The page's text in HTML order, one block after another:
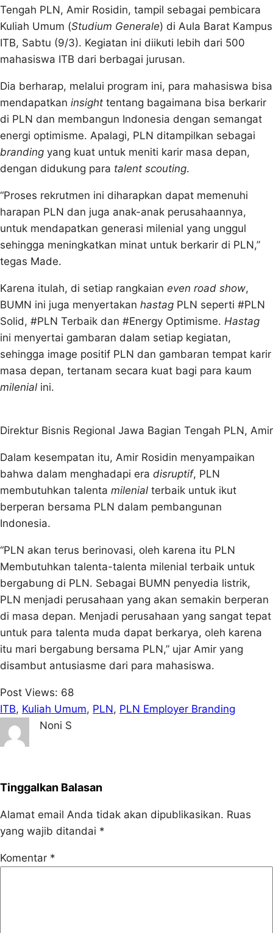
Tengah PLN, Amir Rosidin, tampil sebagai pembicara
Kuliah Umum (Studium Generale) di Aula Barat Kampus
ITB, Sabtu (9/3). Kegiatan ini diikuti lebih dari 500
mahasiswa ITB dari berbagai jurusan.
Dia berharap, melalui program ini, para mahasiswa bisa
mendapatkan insight tentang bagaimana bisa berkarir
di PLN dan membangun Indonesia dengan semangat
energi optimisme. Apalagi, PLN ditampilkan sebagai
branding yang kuat untuk meniti karir masa depan,
dengan didukung para talent scouting.
“Proses rekrutmen ini diharapkan dapat memenuhi
harapan PLN dan juga anak-anak perusahaannya,
untuk mendapatkan generasi milenial yang unggul
sehingga meningkatkan minat untuk berkarir di PLN,”
tegas Made.
Karena itulah, di setiap rangkaian even road show,
BUMN ini juga menyertakan hastag PLN seperti #PLN
Solid, #PLN Terbaik dan #Energy Optimisme. Hastag
ini menyertai gambaran dalam setiap kegiatan,
sehingga image positif PLN dan gambaran tempat karir
masa depan, tertanam secara kuat bagi para kaum
milenial ini.
Direktur Bisnis Regional Jawa Bagian Tengah PLN,
Dalam kesempatan itu, Amir Rosidin menyampaikan
bahwa dalam menghadapi era disruptif, PLN
membutuhkan talenta milenial terbaik untuk ikut
berperan bersama PLN dalam pembangunan
Indonesia.
“PLN akan terus berinovasi, oleh karena itu PLN
Membutuhkan talenta-talenta milenial terbaik untuk
bergabung di PLN. Sebagai BUMN penyedia listrik,
PLN menjadi perusahaan yang akan semakin berperan
di masa depan. Menjadi perusahaan yang sangat tepat
untuk para talenta muda dapat berkarya, oleh karena
itu mari bergabung bersama PLN,” ujar Amir yang
disambut antusiasme dari para mahasiswa.
Post Views: 68
ITB, Kuliah Umum, PLN, PLN Employer Branding
Noni S
Tinggalkan Balasan
Alamat email Anda tidak akan dipublikasikan. Ruas
yang wajib ditandai *
Komentar *